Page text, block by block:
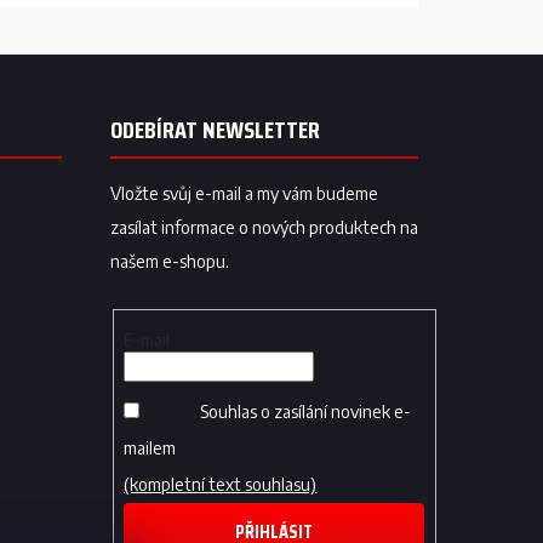
ODEBÍRAT NEWSLETTER
Vložte svůj e-mail a my vám budeme
zasílat informace o nových produktech na
našem e-shopu.
Souhlas o zasílání novinek e-
mailem
(kompletní text souhlasu)
PŘIHLÁSIT